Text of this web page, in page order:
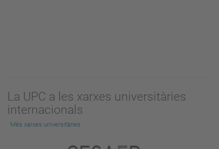
La UPC a les xarxes universitàries
internacionals
Més xarxes universitàries